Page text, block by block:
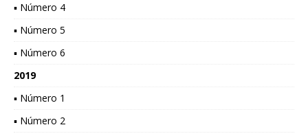
▪ Número 4
▪ Número 5
▪ Número 6
2019
▪ Número 1
▪ Número 2